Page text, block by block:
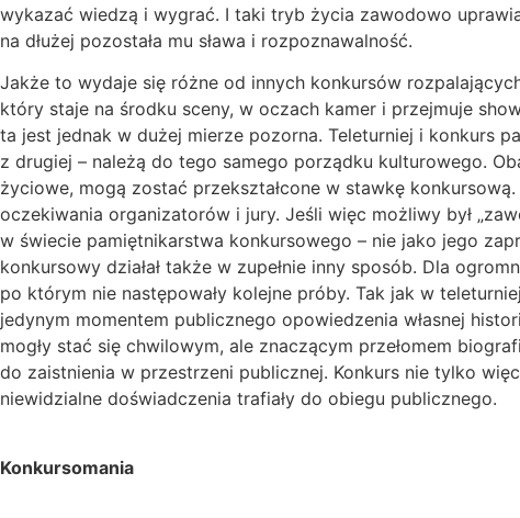
wykazać wiedzą i wygrać. I taki tryb życia zawodowo
na dłużej pozostała mu sława i rozpoznawalność.
Jakże to wydaje się różne od innych konkursów
który staje na środku sceny, w oczach kamer i przejmuje
ta jest jednak w dużej mierze pozorna. Teleturniej i konkurs
z drugiej – należą do tego samego porządku kulturowego.
życiowe, mogą zostać przekształcone w stawkę
oczekiwania organizatorów i jury. Jeśli więc możliwy był
w świecie pamiętnikarstwa konkursowego – nie jako jego
konkursowy działał także w zupełnie inny sposób. Dla
po którym nie następowały kolejne próby. Tak jak w
jedynym momentem publicznego opowiedzenia własnej
mogły stać się chwilowym, ale znaczącym przełomem
do zaistnienia w przestrzeni publicznej. Konkurs nie tylko
niewidzialne doświadczenia trafiały do obiegu publicznego.
Konkursomania